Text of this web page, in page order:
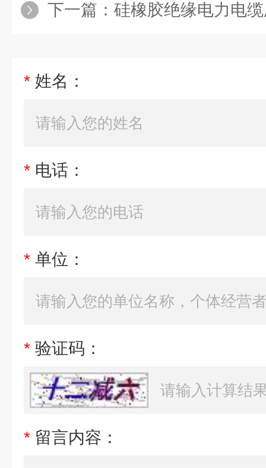
下一篇： 硅橡胶绝缘电力电
* 姓名：
* 电话：
* 单位：
* 验证码：
* 留言内容：